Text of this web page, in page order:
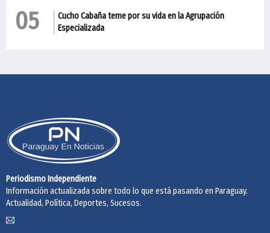
05
Cucho Cabaña teme por su vida en la Agrupación
Especializada
Periodismo Independiente
Información actualizada sobre todo lo que está pasando en Paraguay.
Actualidad, Política, Deportes, Sucesos.